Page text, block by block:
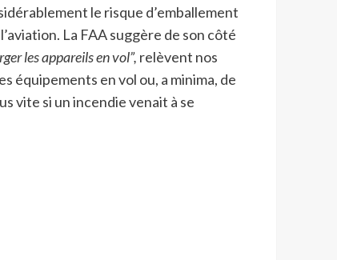
le risque d’emballement
La FAA suggère de son côté
les appareils en vol”, relèvent nos
équipements en vol ou, a minima, de
vite si un incendie venait à se